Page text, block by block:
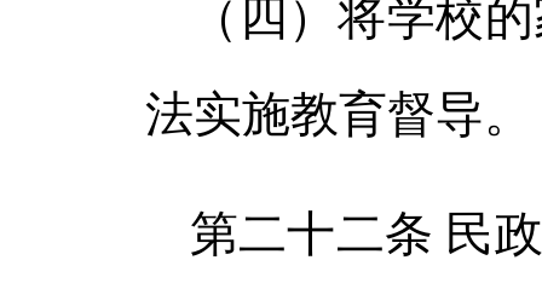
（四）将学校
法实施教育督导。
第二十二条 民